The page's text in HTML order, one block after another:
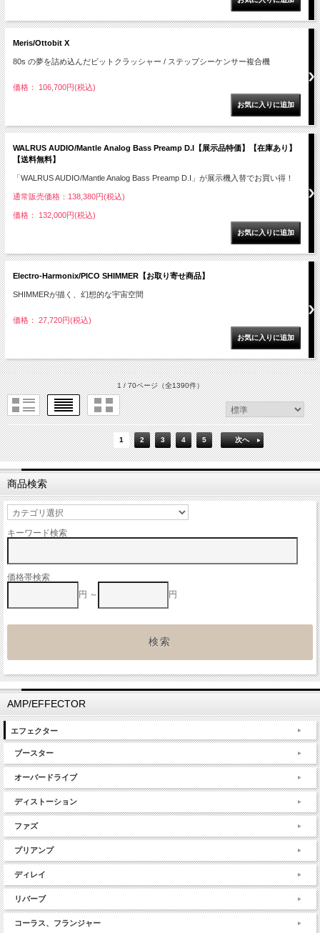
Meris/Ottobit X
80s の夢を詰め込んだビットクラッシャー / ステップシーケンサー複合機
価格： 106,700円(税込)
WALRUS AUDIO/Mantle Analog Bass Preamp D.I【展示品特価】【在庫あり】
【送料無料】
「WALRUS AUDIO/Mantle Analog Bass Preamp D.I」が展示機入替でお買い得！
通常販売価格：138,380円(税込)
価格： 132,000円(税込)
Electro-Harmonix/PICO SHIMMER【お取り寄せ商品】
SHIMMERが描く、幻想的な宇宙空間
価格： 27,720円(税込)
1 / 70ページ（全1390件）
1 2 3 4 5 次へ
商品検索
キーワード検索
価格帯検索
円 ～
円
AMP/EFFECTOR
エフェクター
ブースター
オーバードライブ
ディストーション
ファズ
プリアンプ
ディレイ
リバーブ
コーラス、フランジャー